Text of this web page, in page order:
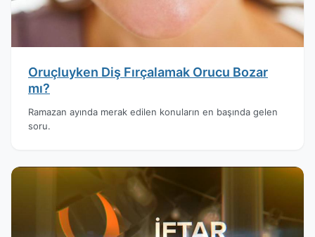
Oruçluyken Diş Fırçalamak Orucu Bozar
mı?
Ramazan ayında merak edilen konuların en başında gelen
soru.